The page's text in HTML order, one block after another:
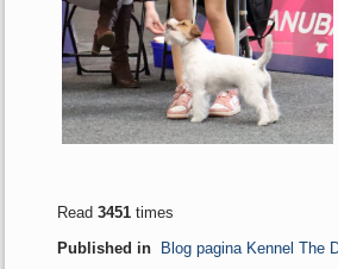
Read3451 times
Published in
Blog pagina Kennel The